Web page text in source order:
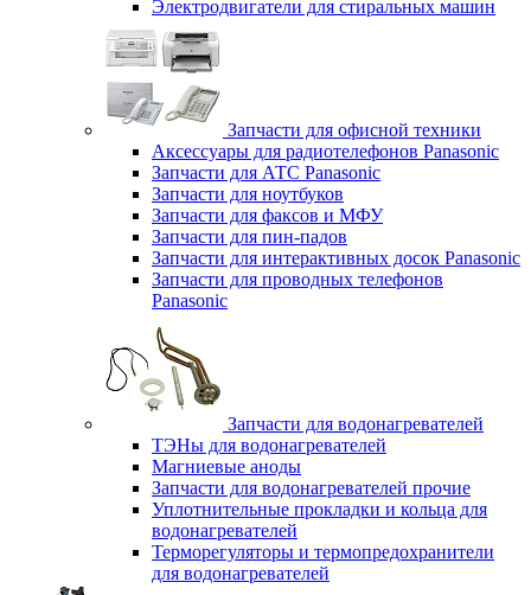
Электродвигатели для стиральных машин
Запчасти для офисной техники
Аксессуары для радиотелефонов Panasonic
Запчасти для АТС Panasonic
Запчасти для ноутбуков
Запчасти для факсов и МФУ
Запчасти для пин-падов
Запчасти для интерактивных досок Panasonic
Запчасти для проводных телефонов
Panasonic
Запчасти для водонагревателей
ТЭНы для водонагревателей
Магниевые аноды
Запчасти для водонагревателей прочие
Уплотнительные прокладки и кольца для
водонагревателей
Терморегуляторы и термопредохранители
для водонагревателей